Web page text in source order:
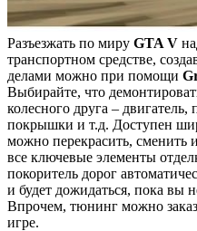
Разъезжать по миру GTA V
транспортном средстве,
делами можно при помощи
Выбирайте, что
колесного друга –
покрышки и т.д. Доступен
можно перекрасить, сменить
все ключевые элементы
покоритель дорог
и будет дожидаться, пока вы
Впрочем, тюнинг можно
игре.